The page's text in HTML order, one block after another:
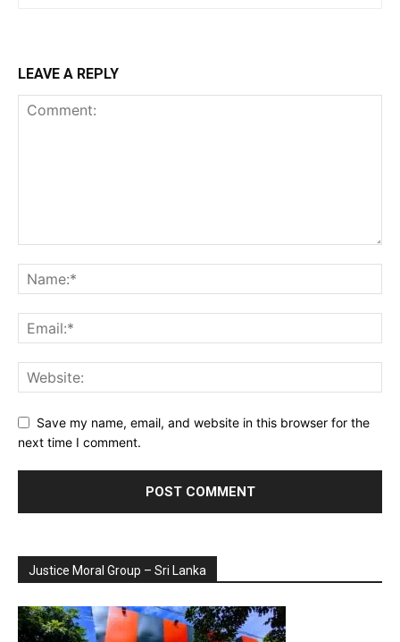
LEAVE A REPLY
Save my name, email, and website in this browser for the
next time I comment.
Justice Moral Group – Sri Lanka